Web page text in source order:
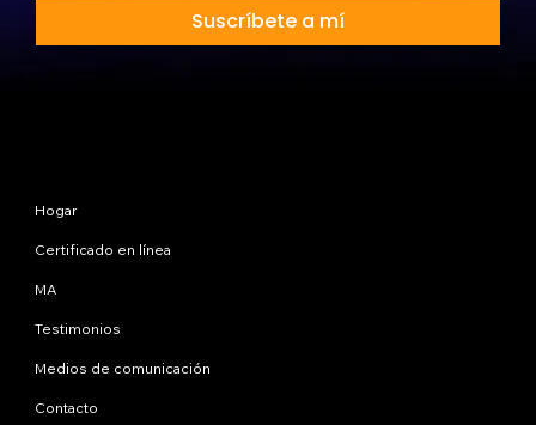
Suscríbete a mí
Hogar
Certificado en línea
MA
Testimonios
Medios de comunicación
Contacto